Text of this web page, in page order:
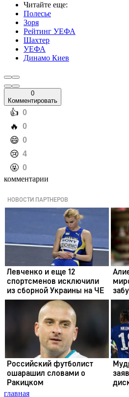
Читайте еще:
Полесье
Зоря
Рейтинг УЕФА
Шахтер
УЕФА
Динамо Киев
0
Комментировать
️👍 0
️🔥 0
️😄 0
️😢 4
️🤬 0
комментарии
главная